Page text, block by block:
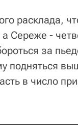
расклада,
Сереже -
за
подняться
в число